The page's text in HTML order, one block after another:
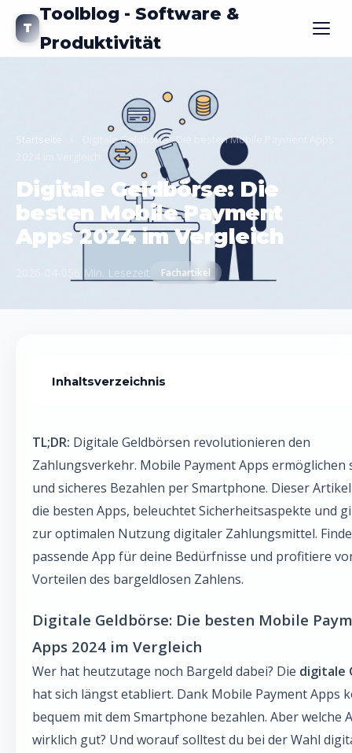
T
Toolblog - Software &
Produktivität
Digitale Geldbörse: Die besten Mobile Payment Apps
Digitale Geldbörse: Die
besten Mobile Payment
Apps 2024 im Vergleich
6 Min. Lesezeit Fachartikel
Inhaltsverzeichnis
Die Top Mobile Payment Apps im Vergleich
Apple Pay: Der Platzhirsch unter den Mobile Payment Apps
Google Pay: Die vielseitige Alternative
PayPal: Der Klassiker für Online-Zahlungen
Klarna: Flexibel bezahlen, aber Vorsicht vor Schulden
Sicherheit: Worauf du achten solltest
Tipps für die optimale Nutzung
Vergleichstabelle: Funktionen im Überblick
FAQ: Häufige Fragen zur digitalen Geldbörse
TL;DR: Digitale Geldbörsen revolutionieren den
Zahlungsverkehr. Mobile Payment Apps ermöglichen
und sicheres Bezahlen per Smartphone. Dieser
die besten Apps, beleuchtet Sicherheitsaspekte und
zur optimalen Nutzung digitaler Zahlungsmittel.
passende App für deine Bedürfnisse und profitiere
Vorteilen des bargeldlosen Zahlens.
Digitale Geldbörse: Die besten Mobile
Apps 2024 im Vergleich
Wer hat heutzutage noch Bargeld dabei? Die digitale
hat sich längst etabliert. Dank Mobile Payment Apps
bequem mit dem Smartphone bezahlen. Aber welche
wirklich gut? Und worauf solltest du bei der Wahl